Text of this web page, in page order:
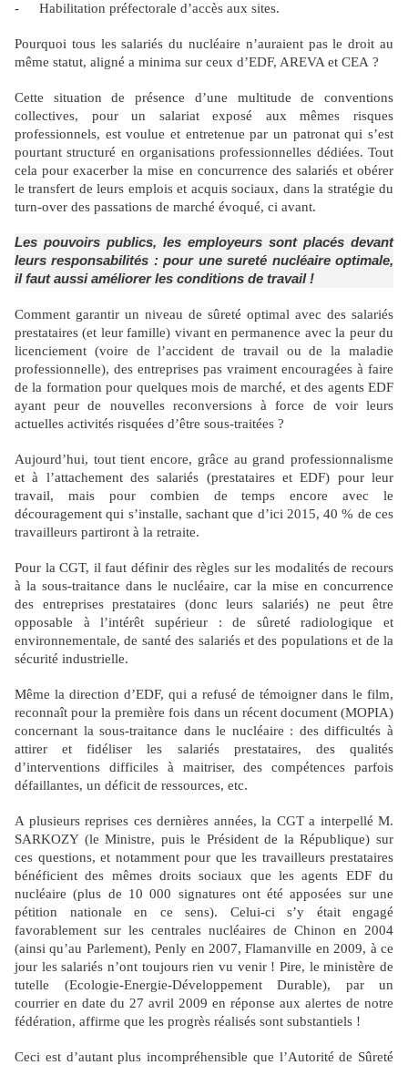
-
Habilitation préfectorale d’accès aux sites.
Pourquoi tous les salariés du nucléaire n’auraient pas le droit au
même statut, aligné a minima sur ceux d’EDF, AREVA et CEA ?
Cette situation de présence d’une multitude de conventions
collectives, pour un salariat exposé aux mêmes risques
professionnels, est voulue et entretenue par un patronat qui s’est
pourtant structuré en organisations professionnelles dédiées. Tout
cela pour exacerber la mise en concurrence des salariés et obérer
le transfert de leurs emplois et acquis sociaux, dans la stratégie du
turn-over des passations de marché évoqué, ci avant.
Les pouvoirs publics, les employeurs sont placés devant
leurs responsabilités : pour une sureté nucléaire optimale,
il faut aussi améliorer les conditions de travail !
Comment garantir un niveau de sûreté optimal avec des salariés
prestataires (et leur famille) vivant en permanence avec la peur du
licenciement (voire de l’accident de travail ou de la maladie
professionnelle), des entreprises pas vraiment encouragées à faire
de la formation pour quelques mois de marché, et des agents EDF
ayant peur de nouvelles reconversions à force de voir leurs
actuelles activités risquées d’être sous-traitées ?
Aujourd’hui, tout tient encore, grâce au grand professionnalisme
et à l’attachement des salariés (prestataires et EDF) pour leur
travail, mais pour combien de temps encore avec le
découragement qui s’installe, sachant que d’ici 2015, 40 % de ces
travailleurs partiront à la retraite.
Pour la CGT, il faut définir des règles sur les modalités de recours
à la sous-traitance dans le nucléaire, car la mise en concurrence
des entreprises prestataires (donc leurs salariés) ne peut être
opposable à l’intérêt supérieur : de sûreté radiologique et
environnementale, de santé des salariés et des populations et de la
sécurité industrielle.
Même la direction d’EDF, qui a refusé de témoigner dans le film,
reconnaît pour la première fois dans un récent document (MOPIA)
concernant la sous-traitance dans le nucléaire : des difficultés à
attirer et fidéliser les salariés prestataires, des qualités
d’interventions difficiles à maitriser, des compétences parfois
défaillantes, un déficit de ressources, etc.
A plusieurs reprises ces dernières années, la CGT a interpellé M.
SARKOZY (le Ministre, puis le Président de la République) sur
ces questions, et notamment pour que les travailleurs prestataires
bénéficient des mêmes droits sociaux que les agents EDF du
nucléaire (plus de 10 000 signatures ont été apposées sur une
pétition nationale en ce sens). Celui-ci s’y était engagé
favorablement sur les centrales nucléaires de Chinon en 2004
(ainsi qu’au Parlement), Penly en 2007, Flamanville en 2009, à ce
jour les salariés n’ont toujours rien vu venir ! Pire, le ministère de
tutelle (Ecologie-Energie-Développement Durable), par un
courrier en date du 27 avril 2009 en réponse aux alertes de notre
fédération, affirme que les progrès réalisés sont substantiels !
Ceci est d’autant plus incompréhensible que l’Autorité de Sûreté